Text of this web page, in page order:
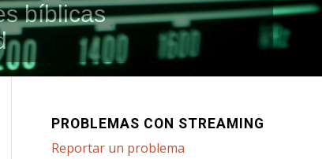
bíblicas
PROBLEMAS CON STREAMING
Reportar un problema